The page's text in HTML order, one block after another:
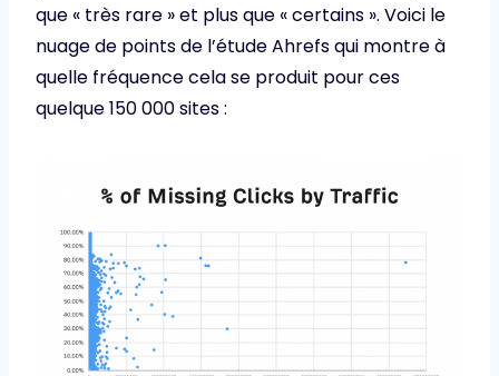
que « très rare » et plus que « certains ». Voici le
nuage de points de l’étude Ahrefs qui montre à
quelle fréquence cela se produit pour ces
quelque 150 000 sites :